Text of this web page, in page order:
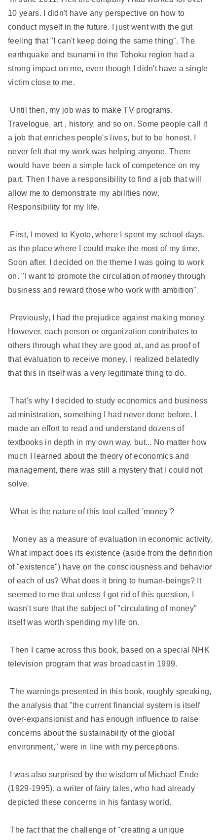
10 years. I didn't have any perspective on how to
conduct myself in the future. I just went with the gut
feeling that "I can't keep doing the same thing". The
earthquake and tsunami in the Tohoku region had a
strong impact on me, even though I didn't have a single
victim close to me.
Until then, my job was to make TV programs.
Travelogue, art , history, and so on. Some people call it
a job that enriches people's lives, but to be honest, I
never felt that my work was helping anyone. There
would have been a simple lack of competence on my
part. Then I have a responsibility to find a job that will
allow me to demonstrate my abilities now.
Responsibility for my life.
First, I moved to Kyoto, where I spent my school days,
as the place where I could make the most of my time.
Soon after, I decided on the theme I was going to work
on. "I want to promote the circulation of money through
business and reward those who work with ambition".
Previously, I had the prejudice against making money.
However, each person or organization contributes to
others through what they are good at, and as proof of
that evaluation to receive money. I realized belatedly
that this in itself was a very legitimate thing to do.
That's why I decided to study economics and business
administration, something I had never done before. I
made an effort to read and understand dozens of
textbooks in depth in my own way, but... No matter how
much I learned about the theory of economics and
management, there was still a mystery that I could not
solve.
What is the nature of this tool called 'money'?
Money as a measure of evaluation in economic activity.
What impact does its existence (aside from the definition
of "existence") have on the consciousness and behavior
of each of us? What does it bring to human-beings? It
seemed to me that unless I got rid of this question, I
wasn't sure that the subject of "circulating of money"
itself was worth spending my life on.
Then I came across this book, based on a special NHK
television program that was broadcast in 1999.
The warnings presented in this book, roughly speaking,
the analysis that "the current financial system is itself
over-expansionist and has enough influence to raise
concerns about the sustainability of the global
environment," were in line with my perceptions.
I was also surprised by the wisdom of Michael Ende
(1929-1995), a writer of fairy tales, who had already
depicted these concerns in his fantasy world.
The fact that the challenge of "creating a unique